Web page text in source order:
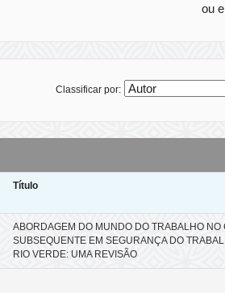
ou
Classificar por:
Título
ABORDAGEM DO MUNDO DO TRABALHO NO
SUBSEQUENTE EM SEGURANÇA DO
RIO VERDE: UMA REVISÃO